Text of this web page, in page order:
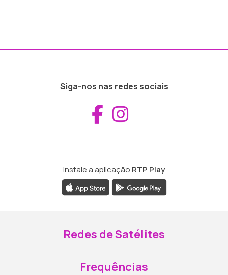
Siga-nos nas redes sociais
Aceder ao
Instale a aplicação RTP Play
Redes de Satélites
Frequências